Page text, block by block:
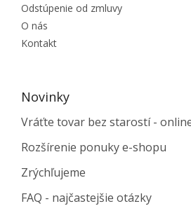
Odstúpenie od zmluvy
O nás
Kontakt
Novinky
Vráťte tovar bez starostí -
Rozšírenie ponuky e-shopu
Zrýchľujeme
FAQ - najčastejšie otázky